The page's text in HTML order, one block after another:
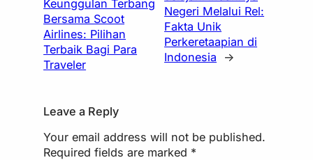
Keunggulan Terbang
Bersama Scoot
Airlines: Pilihan
Terbaik Bagi Para
Traveler
Negeri Melalui Rel:
Fakta Unik
Perkeretaapian di
Indonesia
→
Leave a Reply
Your email address will not be published.
Required fields are marked *